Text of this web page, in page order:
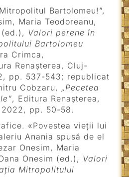
Bartolomeu!”,
Maria Teodoreanu,
(ed.), Valori perene în
Bartolomeu
Crimca,
Renașterea, Cluj-
pp. 537-543; republicat
Cobzaru, „Pecetea
, Editura Renașterea,
pp. 50-58.
«Povestea vieții lui
Anania spusă de el
Onesim, Maria
Onesim (ed.), Valori
Mitropolitului